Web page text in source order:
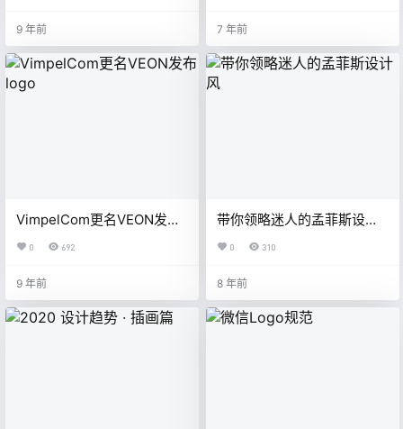
9 年前 7 年前
VimpelCom更名VEON发布
0 692
9 年前
带你领略迷人的孟菲斯设计
0 310
8 年前